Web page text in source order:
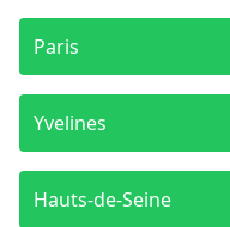
Paris
Yvelines
Hauts-de-Seine